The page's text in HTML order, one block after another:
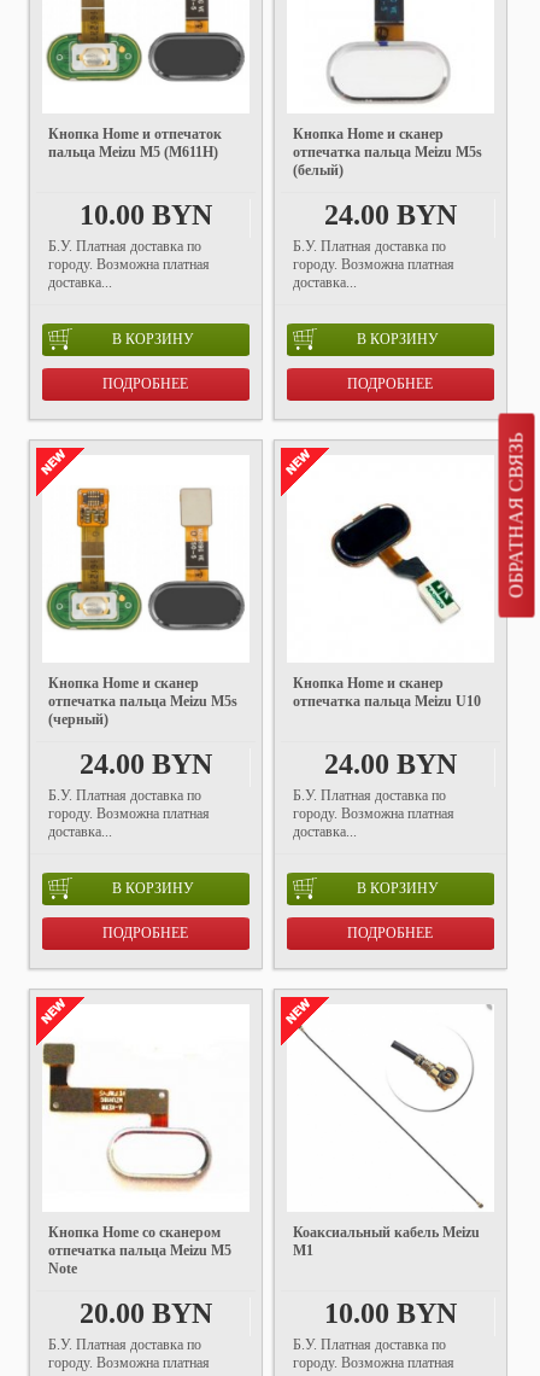
ОБРАТНАЯ СВЯЗЬ
Кнопка Home и отпечаток
пальца Meizu M5 (M611H)
10.00 BYN
Б.У. Платная доставка по
городу. Возможна платная
доставка...
В КОРЗИНУ
ПОДРОБНЕЕ
Кнопка Home и сканер
отпечатка пальца Meizu M5s
(белый)
24.00 BYN
Б.У. Платная доставка по
городу. Возможна платная
доставка...
В КОРЗИНУ
ПОДРОБНЕЕ
Кнопка Home и сканер
отпечатка пальца Meizu M5s
(черный)
24.00 BYN
Б.У. Платная доставка по
городу. Возможна платная
доставка...
В КОРЗИНУ
ПОДРОБНЕЕ
Кнопка Home и сканер
отпечатка пальца Meizu U10
24.00 BYN
Б.У. Платная доставка по
городу. Возможна платная
доставка...
В КОРЗИНУ
ПОДРОБНЕЕ
Кнопка Home со сканером
отпечатка пальца Meizu M5
Note
20.00 BYN
Б.У. Платная доставка по
городу. Возможна платная
Коаксиальный кабель Meizu
M1
10.00 BYN
Б.У. Платная доставка по
городу. Возможна платная